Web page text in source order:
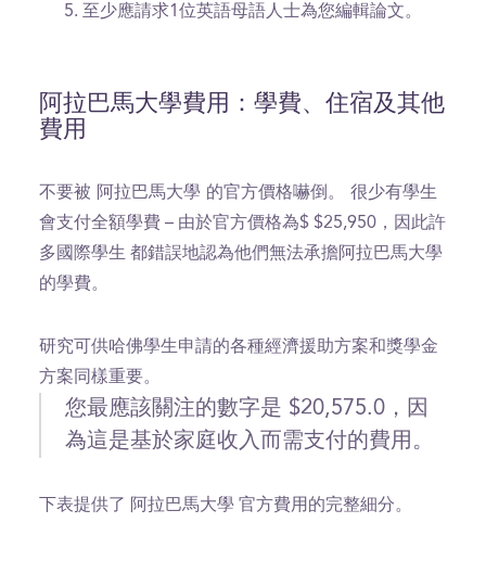
至少應請求1位英語母語人士為您編輯論文。
阿拉巴馬大學費用：學費、住宿及其他
費用
不要被 阿拉巴馬大學 的官方價格嚇倒。
很少有學生
會支付全額學費 – 由於官方價格為$ $25,950，因此許
多國際學生 都錯誤地認為他們無法承擔阿拉巴馬大學
的學費。
研究可供哈佛學生申請的各種經濟援助方案和獎學金
方案同樣重要。
您最應該關注的數字是 $20,575.0，因
為這是基於家庭收入而需支付的費用。
下表提供了 阿拉巴馬大學 官方費用的完整細分。